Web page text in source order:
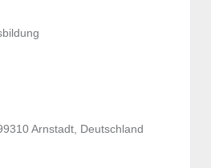
Arnstadt, Deutschland